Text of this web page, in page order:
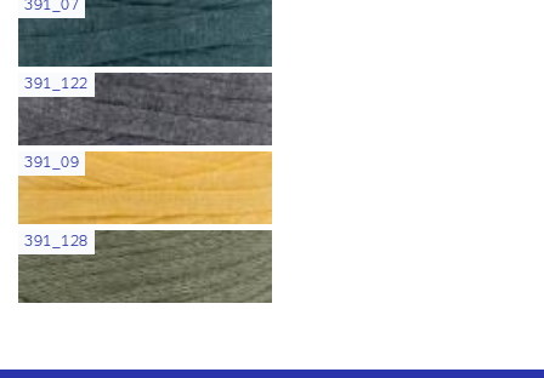
391_07
391_122
391_09
391_128